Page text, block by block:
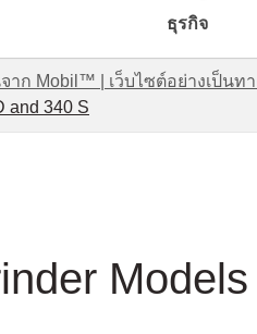
ธุรกิจ
Mobil™ | เว็บไซต์อย่างเป็นทา
and 340 S